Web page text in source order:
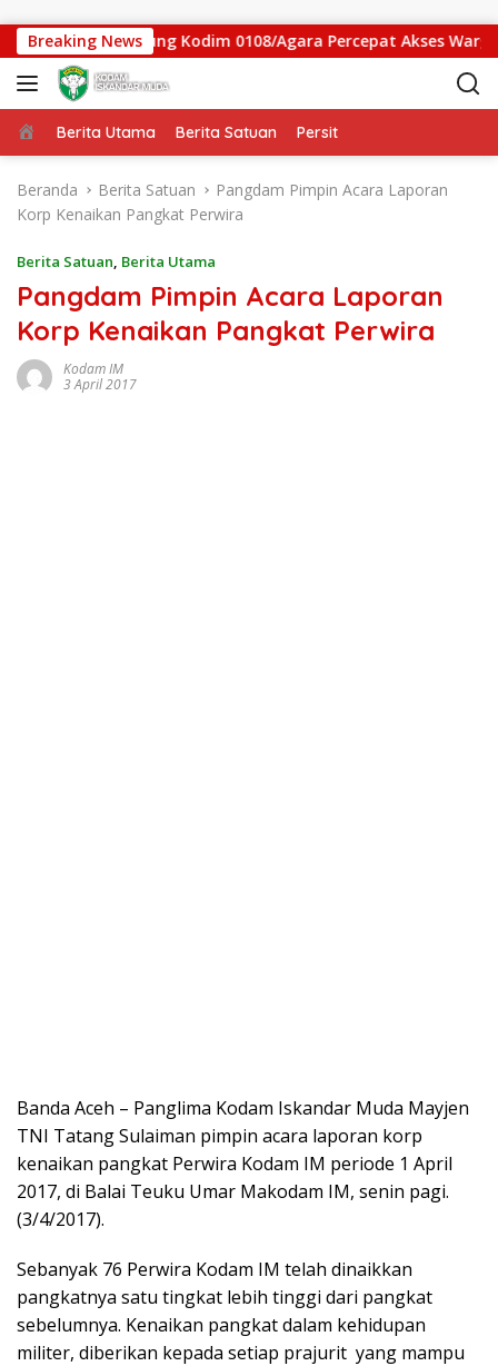
Breaking News
Gantung Kodim 0108/Agara Percepat Akses Warga
Beranda
Berita Utama Berita Satuan Persit
Beranda Berita Satuan
Pangdam Pimpin Acara Laporan
Korp Kenaikan Pangkat Perwira
Berita Satuan, Berita Utama
Pangdam Pimpin Acara Laporan
Korp Kenaikan Pangkat Perwira
Kodam IM
3 April 2017
Banda Aceh – Panglima Kodam Iskandar Muda Mayjen
TNI Tatang Sulaiman pimpin acara laporan korp
kenaikan pangkat Perwira Kodam IM periode 1 April
2017, di Balai Teuku Umar Makodam IM, senin pagi.
(3/4/2017).
Sebanyak 76 Perwira Kodam IM telah dinaikkan
pangkatnya satu tingkat lebih tinggi dari pangkat
sebelumnya. Kenaikan pangkat dalam kehidupan
militer, diberikan kepada setiap prajurit yang mampu